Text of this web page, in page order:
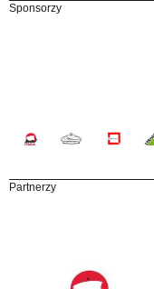
Sponsorzy
Partnerzy